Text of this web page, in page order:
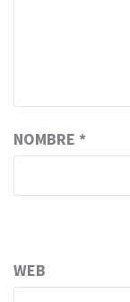
NOMBRE *
WEB